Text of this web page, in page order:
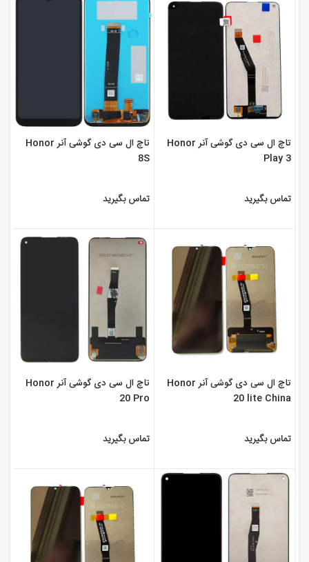
تاچ ال سی دی گوشی آنر Honor
Play 3
تماس بگیرید
تاچ ال سی دی گوشی آنر Honor
8S
تماس بگیرید
تاچ ال سی دی گوشی آنر Honor
20 lite China
تماس بگیرید
تاچ ال سی دی گوشی آنر Honor
20 Pro
تماس بگیرید